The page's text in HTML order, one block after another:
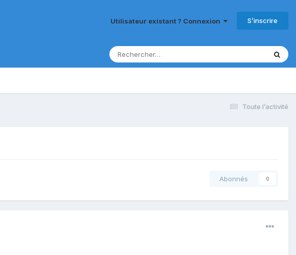
Utilisateur existant ? Connexion S’inscrire
Toute l’activité
Abonnés 0